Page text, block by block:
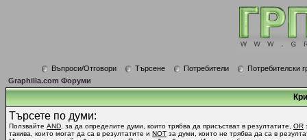
Въпроси/Отговори Търсене Потребители
Потребителски
Graphilla.com Форуми
Търсете по думи:
Ползвайте AND , за да определите думи, които трябва да присъстват в резултатите, OR
такива, които могат да са в резултатите и NOT за думи, които не трябва да са в